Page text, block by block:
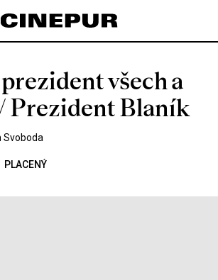
V košíku zatím nemáte žádné položky.
všech a
Prezident Blaník
Svoboda
PLACENÝ